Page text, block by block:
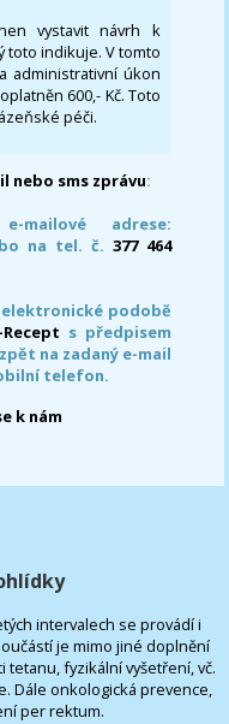
vystavit návrh k
toto indikuje. V tomto
administrativní úkon
600,- Kč. Toto
péči.
nebo sms zprávu:
adrese:
na tel. č. 377 464
podobě
Recept s předpisem
na zadaný e-mail
telefon.
k nám
intervalech se provádí i
je mimo jiné doplnění
fyzikální vyšetření, vč.
Dále onkologická prevence,
per rektum.